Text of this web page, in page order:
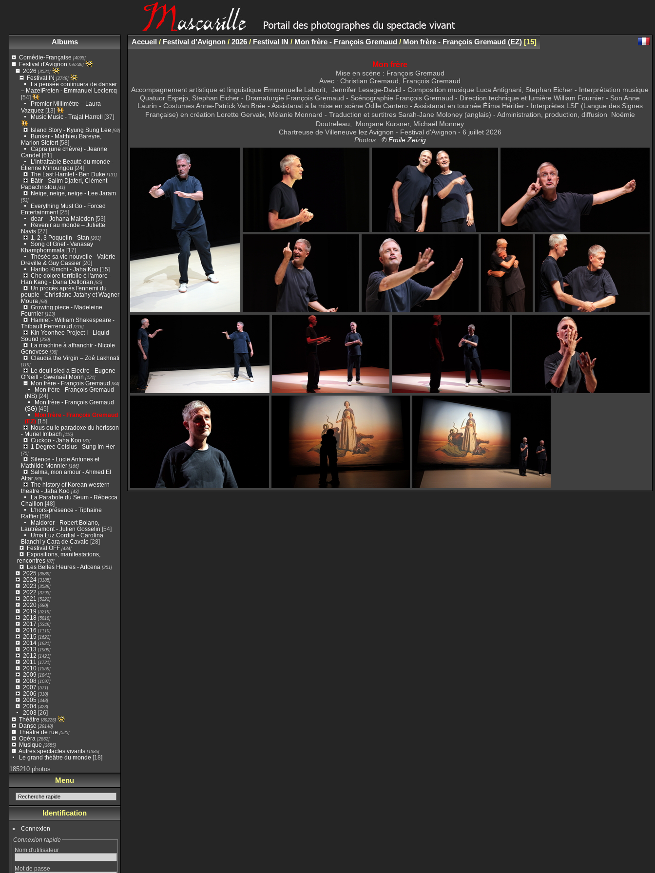
Albums
Comédie-Française [4095]
Festival d'Avignon [56246]
2026 [3521]
Festival IN [2749]
La pensée continuera de danser
– MazelFreten - Emmanuel Leclercq
[54]
Premier Millimètre – Laura
Vazquez[13]
Music Music - Trajal Harrell [37]
Island Story - Kyung Sung Lee [92]
Bunker - Matthieu Bareyre,
Marion Siéfert[58]
Capra (une chèvre) - Jeanne
Candel [61]
L'Intraitable Beauté du monde -
Étienne Minoungou [24]
The Last Hamlet - Ben Duke [131]
Bâtir - Salim Djaferi, Clément
Papachristou [41]
Neige, neige, neige - Lee Jaram
[53]
Everything Must Go - Forced
Entertainment[25]
dear – Johana Malédon [53]
Revenir au monde – Juliette
Navis[27]
1, 2, 3 Poquelin - Stan [203]
Song of Grief - Vanasay
Khamphommala [17]
Thésée sa vie nouvelle - Valérie
Dreville & Guy Cassier[20]
Haribo Kimchi - Jaha Koo[15]
Che dolore terribile è l'amore -
Han Kang - Daria Deflorian [85]
Un procès après l'ennemi du
peuple - Christiane Jatahy et Wagner
Moura [98]
Growing piece - Madeleine
Fournier[123]
Hamlet - William Shakespeare -
Thibault Perrenoud [216]
Kin Yeonhee Project I - Liquid
Sound [230]
La machine à affranchir - Nicole
Genovese [38]
Claudia the Virgin – Zoé Lakhnati
[119]
Le deuil sied à Electre - Eugene
O'Neill - Gwenaël Morin [121]
Mon frère - François Gremaud [84]
Mon frère - François Gremaud
(NS)[24]
Mon frère - François Gremaud
(SG)[45]
Mon frère - François Gremaud
(EZ)[15]
Nous ou le paradoxe du hérisson
- Muriel Imbach [116]
Cuckoo - Jaha Koo[33]
1 Degree Celsius - Sung Im Her
[75]
Silence - Lucie Antunes et
Mathilde Monnier[166]
Salma, mon amour - Ahmed El
Attar[89]
The history of Korean western
theatre - Jaha Koo[43]
La Parabole du Seum - Rébecca
Chaillon [48]
L'hors-présence - Tiphaine
Raffier[59]
Maldoror - Robert Bolano,
Lautréamont - Julien Gosselin [54]
Uma Luz Cordial - Carolina
Bianchi y Cara de Cavalo[28]
Festival OFF[434]
Expositions, manifestations,
rencontres[87]
Les Belles Heures - Artcena [251]
2025 [3889]
2024[3185]
2023 [3589]
2022 [3795]
2021 [5222]
2020[680]
2019 [5219]
2018 [5818]
2017 [5349]
2016 [1110]
2015 [1622]
2014[1921]
2013 [1909]
2012 [1421]
2011 [1721]
2010[1559]
2009 [1841]
2008 [1097]
2007 [571]
2006 [310]
2005 [448]
2004[423]
2003 [26]
Théâtre [89225]
Danse [29148]
Théâtre de rue [525]
Opéra [2852]
Musique [3655]
Autres spectacles vivants[1386]
Le grand théâtre du monde [18]
185210 photos
Menu
Identification
Connexion
Connexion rapide
Nom d'utilisateur
Mot de passe
Accueil/ Festival d'Avignon/ 2026/ Festival IN / Mon frère - François Gremaud/ Mon frère - François Gremaud (EZ) 15
Mon frère
Mise en scène : François Gremaud
Avec : Christian Gremaud, François Gremaud
Accompagnement artistique et linguistique Emmanuelle Laborit, Jennifer Lesage-David - Composition musique Luca Antignani, Stephan Eicher - Interprétation musique
Quatuor Espejo, Stephan Eicher - Dramaturgie François Gremaud - Scénographie François Gremaud - Direction technique et lumière William Fournier - Son Anne
Laurin - Costumes Anne-Patrick Van Brée - Assistanat à la mise en scène Odile Cantero - Assistanat en tournée Élima Héritier - Interprètes LSF (Langue des Signes
Française) en création Lorette Gervaix, Mélanie Monnard - Traduction et surtitres Sarah-Jane Moloney (anglais) - Administration, production, diffusion Noémie
Doutreleau, Morgane Kursner, Michaël Monney
Chartreuse de Villeneuve lez Avignon - Festival d'Avignon - 6 juillet 2026
Photos : © Emile Zeizig